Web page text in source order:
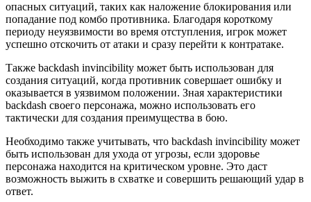
опасных ситуаций, таких как наложение блокирования или
попадание под комбо противника. Благодаря короткому
периоду неуязвимости во время отступления, игрок может
успешно отскочить от атаки и сразу перейти к контратаке.
Также backdash invincibility может быть использован для
создания ситуаций, когда противник совершает ошибку и
оказывается в уязвимом положении. Зная характеристики
backdash своего персонажа, можно использовать его
тактически для создания преимущества в бою.
Необходимо также учитывать, что backdash invincibility может
быть использован для ухода от угрозы, если здоровье
персонажа находится на критическом уровне. Это даст
возможность выжить в схватке и совершить решающий удар в
ответ.